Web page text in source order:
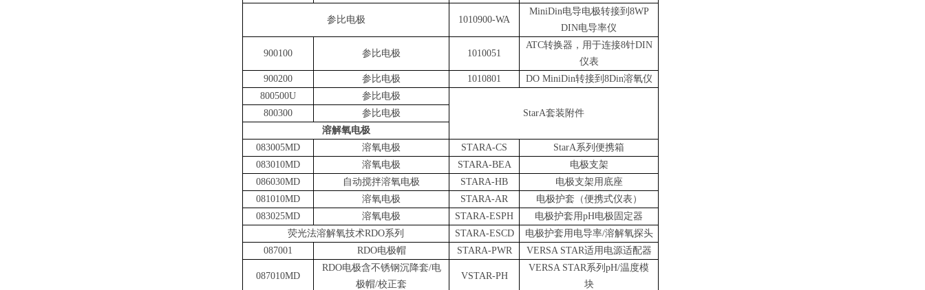
参比电极 1010900-WA
MiniDin电导电极转接到8WP
DIN电导率仪
900100 参比电极 1010051
ATC转换器，用于连接8针DIN
仪表
900200
参比电极 1010801 DO MiniDin转接到8Din溶氧仪
800500U
参比电极
StarA套装附件
800300
参比电极
溶解氧电极
083005MD
溶氧电极 STARA-CS
StarA系列便携箱
083010MD
溶氧电极 STARA-BEA
电极支架
086030MD
自动搅拌溶氧电极 STARA-HB
电极支架用底座
081010MD
溶氧电极 STARA-AR
电极护套（便携式仪表）
083025MD
溶氧电极 STARA-ESPH
电极护套用pH电极固定器
荧光法溶解氧技术RDO系列
STARA-ESCD
电极护套用电导率/溶解氧探头
087001
RDO电极帽 STARA-PWR VERSA STAR适用电源适配器
087010MD
RDO电极含不锈钢沉降套/电
极帽/校正套
VSTAR-PH
VERSA STAR系列pH/温度模
块